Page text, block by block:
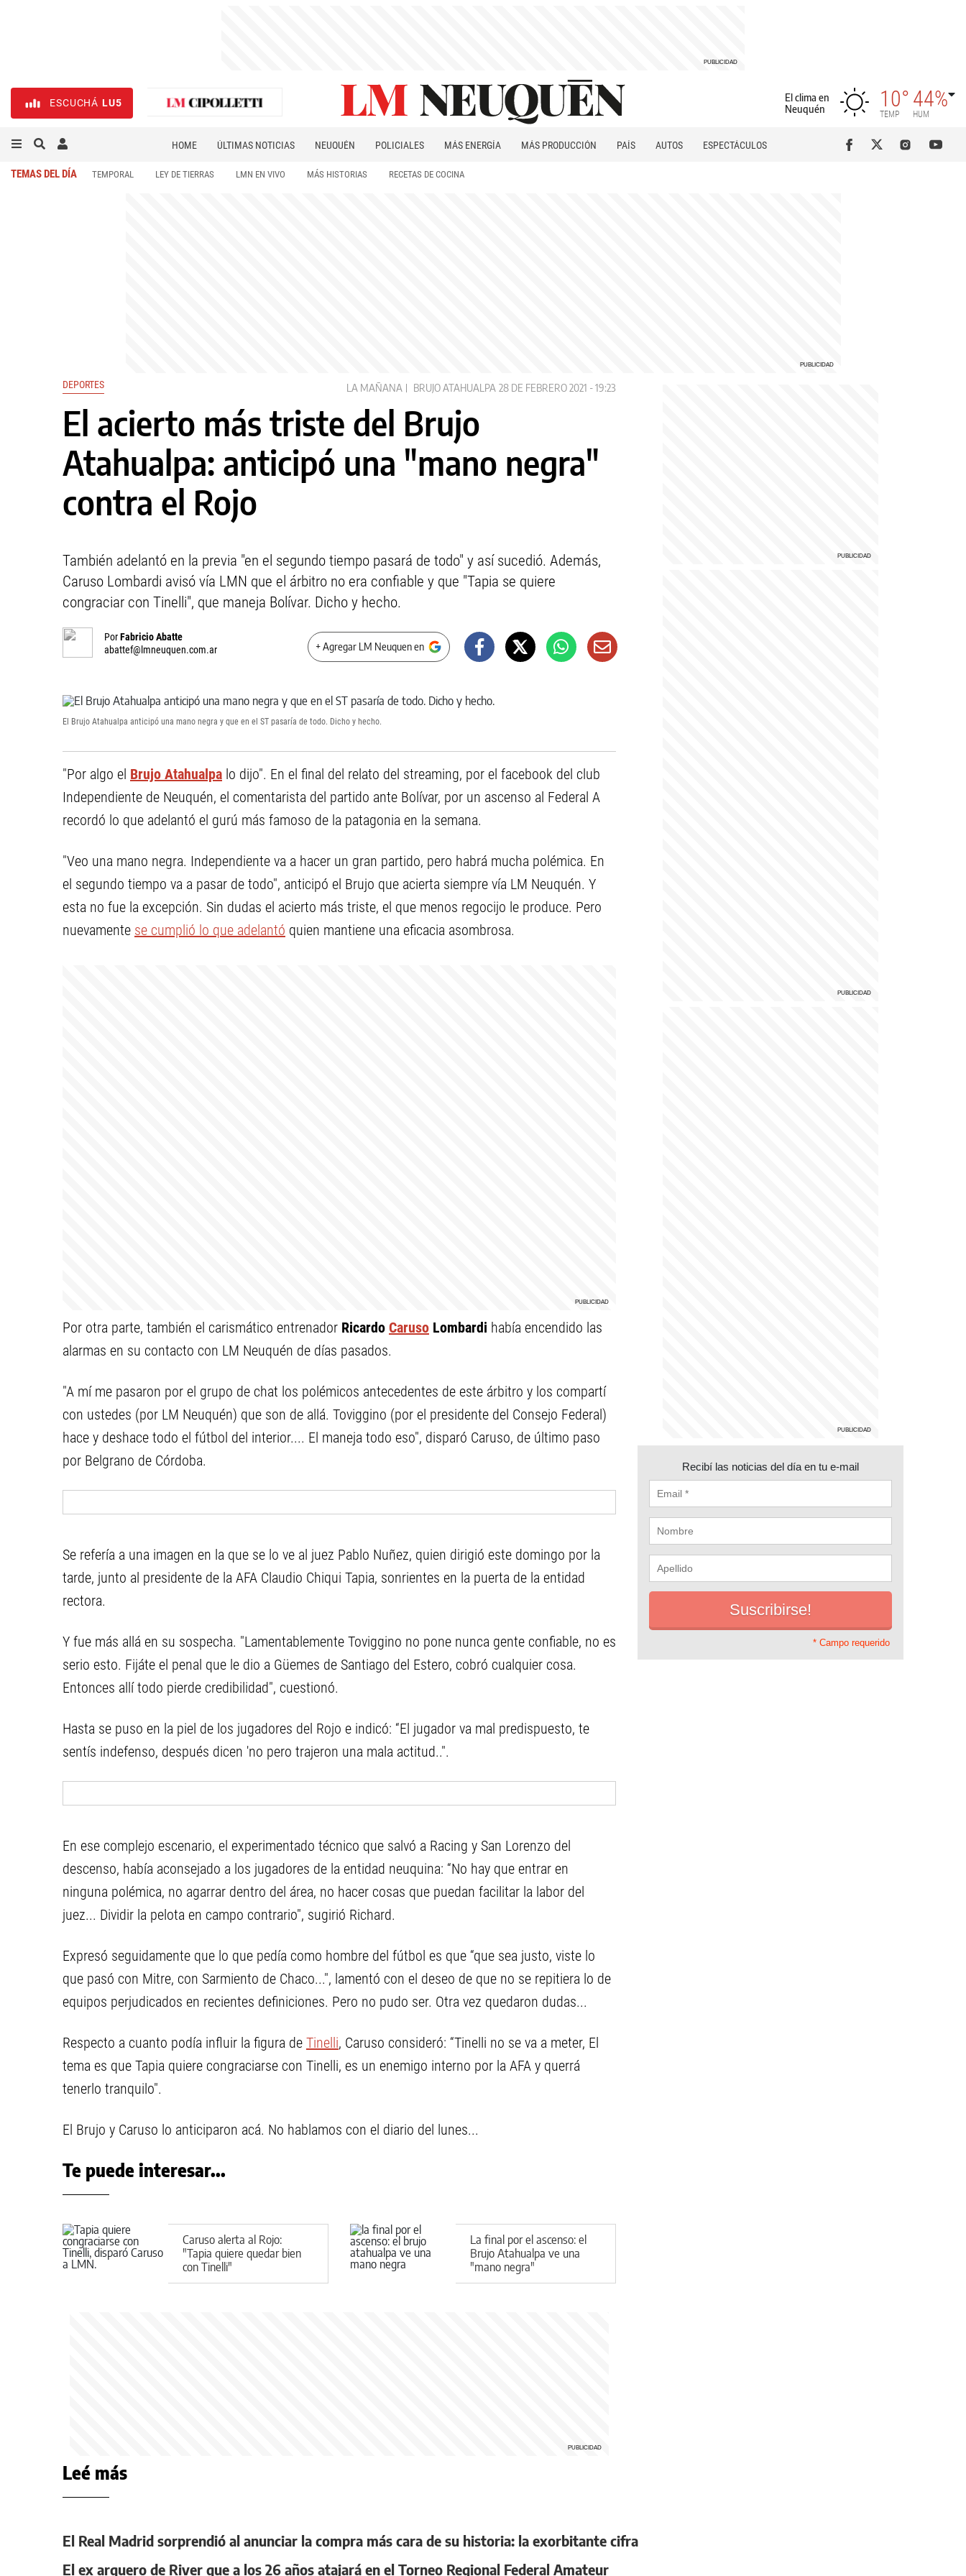
ESCUCHÁ LU5
El clima en
Neuquén
10°
TEMP
44%
HUM
HOME ÚLTIMAS NOTICIAS NEUQUÉN POLICIALES MÁS ENERGÍA MÁS PRODUCCIÓN PAÍS AUTOS
ESPECTÁCULOS
TEMAS DEL DÍA TEMPORAL LEY DE TIERRAS LMN EN VIVO MÁS HISTORIAS RECETAS DE COCINA
DEPORTES LA MAÑANA BRUJO ATAHUALPA 28 DE FEBRERO 2021 - 19:23
El acierto más triste del Brujo
Atahualpa: anticipó una "mano negra"
contra el Rojo
También adelantó en la previa "en el segundo tiempo pasará de todo" y así sucedió. Además,
Caruso Lombardi avisó vía LMN que el árbitro no era confiable y que "Tapia se quiere
congraciar con Tinelli", que maneja Bolívar. Dicho y hecho.
PorFabricio Abatte
abattef@lmneuquen.com.ar
+ Agregar LM Neuquen en
El Brujo Atahualpa anticipó una mano negra y que en el ST pasaría de todo. Dicho y hecho.
"Por algo el Brujo Atahualpa lo dijo". En el final del relato del streaming, por el facebook del club
Independiente de Neuquén, el comentarista del partido ante Bolívar, por un ascenso al Federal A
recordó lo que adelantó el gurú más famoso de la patagonia en la semana.
"Veo una mano negra. Independiente va a hacer un gran partido, pero habrá mucha polémica. En
el segundo tiempo va a pasar de todo", anticipó el Brujo que acierta siempre vía LM Neuquén. Y
esta no fue la excepción. Sin dudas el acierto más triste, el que menos regocijo le produce. Pero
nuevamente se cumplió lo que adelantó quien mantiene una eficacia asombrosa.
Por otra parte, también el carismático entrenador Ricardo Caruso Lombardi había encendido las
alarmas en su contacto con LM Neuquén de días pasados.
"A mí me pasaron por el grupo de chat los polémicos antecedentes de este árbitro y los compartí
con ustedes (por LM Neuquén) que son de allá. Toviggino (por el presidente del Consejo Federal)
hace y deshace todo el fútbol del interior.... El maneja todo eso", disparó Caruso, de último paso
por Belgrano de Córdoba.
Se refería a una imagen en la que se lo ve al juez Pablo Nuñez, quien dirigió este domingo por la
tarde, junto al presidente de la AFA Claudio Chiqui Tapia, sonrientes en la puerta de la entidad
rectora.
Y fue más allá en su sospecha. "Lamentablemente Toviggino no pone nunca gente confiable, no es
serio esto. Fijáte el penal que le dio a Güemes de Santiago del Estero, cobró cualquier cosa.
Entonces allí todo pierde credibilidad", cuestionó.
Hasta se puso en la piel de los jugadores del Rojo e indicó: “El jugador va mal predispuesto, te
sentís indefenso, después dicen 'no pero trajeron una mala actitud..".
En ese complejo escenario, el experimentado técnico que salvó a Racing y San Lorenzo del
descenso, había aconsejado a los jugadores de la entidad neuquina: “No hay que entrar en
ninguna polémica, no agarrar dentro del área, no hacer cosas que puedan facilitar la labor del
juez... Dividir la pelota en campo contrario", sugirió Richard.
Expresó seguidamente que lo que pedía como hombre del fútbol es que “que sea justo, viste lo
que pasó con Mitre, con Sarmiento de Chaco...", lamentó con el deseo de que no se repitiera lo de
equipos perjudicados en recientes definiciones. Pero no pudo ser. Otra vez quedaron dudas...
Respecto a cuanto podía influir la figura de Tinelli, Caruso consideró: “Tinelli no se va a meter, El
tema es que Tapia quiere congraciarse con Tinelli, es un enemigo interno por la AFA y querrá
tenerlo tranquilo".
El Brujo y Caruso lo anticiparon acá. No hablamos con el diario del lunes...
Te puede interesar...
Caruso alerta al Rojo:
"Tapia quiere quedar bien
con Tinelli"
La final por el ascenso: el
Brujo Atahualpa ve una
"mano negra"
Recibí las noticias del día en tu e-mail
* Campo requerido
Leé más
El Real Madrid sorprendió al anunciar la compra más cara de su historia: la exorbitante cifra
El ex arquero de River que a los 26 años atajará en el Torneo Regional Federal Amateur